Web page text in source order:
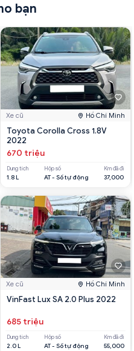
bạn
Xe cũ Hồ Chí Minh
Toyota Corolla Cross 1.8V
2022
670 triệu
Dung tích
1.8 L
Hộp số
AT - Số tự động
Km đã đi
37,000
Xe cũ Hồ Chí Minh
VinFast Lux SA 2.0 Plus 2022
685 triệu
Dung tích
2.0 L
Hộp số
AT - Số tự động
Km đã đi
55,000